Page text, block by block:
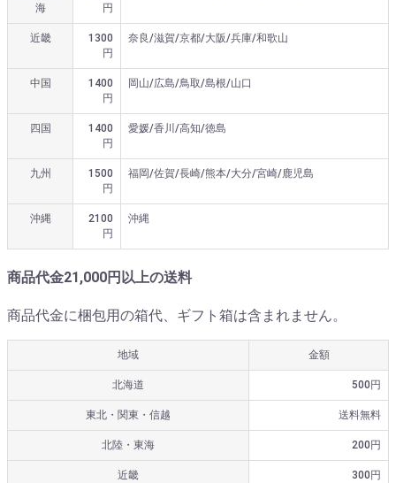
海
円
近畿
1300
円
奈良/滋賀/京都/大阪/兵庫/和歌山
中国
1400
円
岡山/広島/鳥取/島根/山口
四国
1400
円
愛媛/香川/高知/徳島
九州
1500
円
福岡/佐賀/長崎/熊本/大分/宮崎/鹿児島
沖縄
2100
円
沖縄
商品代金21,000円以上の送料
商品代金に梱包用の箱代、ギフト箱は含まれません。
地域 金額
北海道 500円
東北・関東・信越 送料無料
北陸・東海 200円
近畿 300円